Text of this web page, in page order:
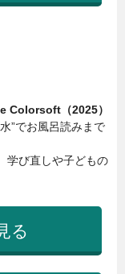
Colorsoft（2025）
”でお風呂読みまで
学び直しや子どもの
る